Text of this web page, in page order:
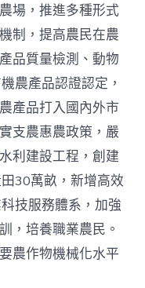
場，推進多種形式
制，提高農民在農
品質量檢測、動物
農產品認證認定，
產品打入國內外市
支農惠農政策，嚴
利建設工程，創建
30萬畝，新增高效
技服務體系，加強
，培養職業農民。
農作物機械化水平